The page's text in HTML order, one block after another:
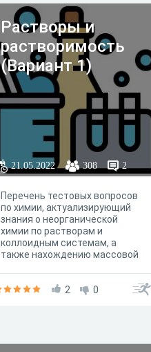
Растворы и
растворимость
(Вариант 1)
21.05.2022 308 2
Перечень тестовых вопросов
по химии, актуализирующий
знания о неорганической
химии по растворам и
коллоидным системам, а
также нахождению массовой
малорастворимых и
2 0